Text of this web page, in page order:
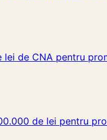
de CNA pentru
de lei pentru